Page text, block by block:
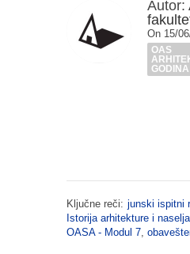
Autor:
On 15/
OAS
GODINA
Ključne reči: junski ispitni
Istorija arhitekture i
OASA - Modul 7,